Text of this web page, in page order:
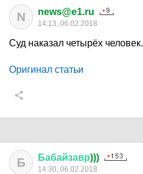
N news@e1.ru
14:13, 06.02.2018
Суд наказал четырёх человек.
Оригинал статьи
Б Бабайзавр)))
14:30, 06.02.2018